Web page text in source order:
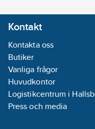
Kontakt
Kontakta oss
Butiker
Vanliga frågor
Huvudkontor
Logistikcentrum i
Press och media